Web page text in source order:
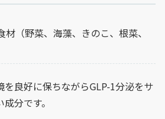
（野菜、海藻、きのこ、根菜、
良好に保ちながらGLP-1分泌をサ
分です。